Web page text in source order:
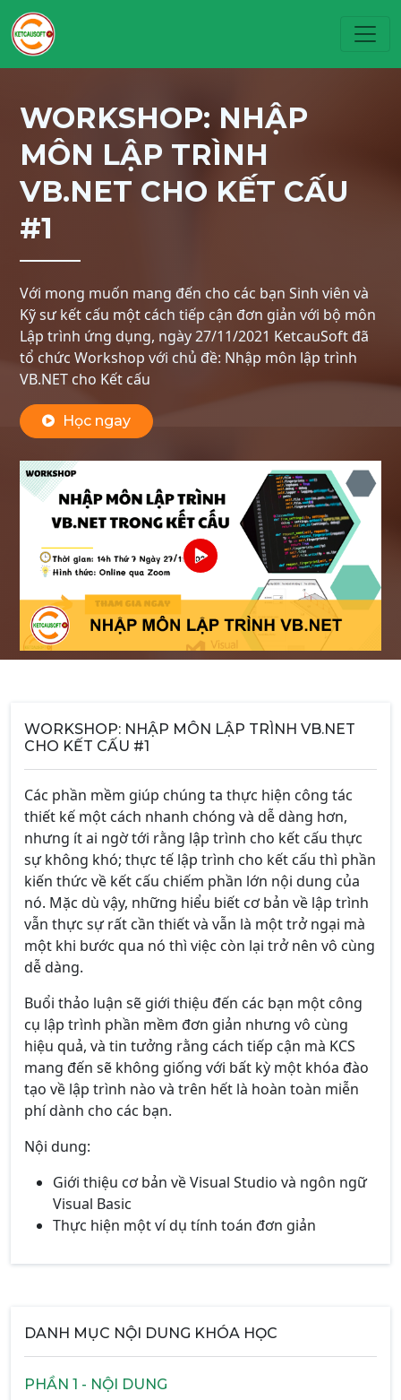
WORKSHOP: NHẬP
MÔN LẬP TRÌNH
VB.NET CHO KẾT CẤU
#1
Với mong muốn mang đến cho các bạn Sinh viên và
Kỹ sư kết cấu một cách tiếp cận đơn giản với bộ môn
Lập trình ứng dụng, ngày 27/11/2021 KetcauSoft đã
tổ chức Workshop với chủ đề: Nhập môn lập trình
VB.NET cho Kết cấu
Học ngay
WORKSHOP: NHẬP MÔN LẬP TRÌNH VB.NET
CHO KẾT CẤU #1
Các phần mềm giúp chúng ta thực hiện công tác
thiết kế một cách nhanh chóng và dễ dàng hơn,
nhưng ít ai ngờ tới rằng lập trình cho kết cấu thực
sự không khó; thực tế lập trình cho kết cấu thì phần
kiến thức về kết cấu chiếm phần lớn nội dung của
nó. Mặc dù vậy, những hiểu biết cơ bản về lập trình
vẫn thực sự rất cần thiết và vẫn là một trở ngại mà
một khi bước qua nó thì việc còn lại trở nên vô cùng
dễ dàng.
Buổi thảo luận sẽ giới thiệu đến các bạn một công
cụ lập trình phần mềm đơn giản nhưng vô cùng
hiệu quả, và tin tưởng rằng cách tiếp cận mà KCS
mang đến sẽ không giống với bất kỳ một khóa đào
tạo về lập trình nào và trên hết là hoàn toàn miễn
phí dành cho các bạn.
Nội dung:
Giới thiệu cơ bản về Visual Studio và ngôn ngữ
Visual Basic
Thực hiện một ví dụ tính toán đơn giản
DANH MỤC NỘI DUNG KHÓA HỌC
PHẦN 1 - NỘI DUNG